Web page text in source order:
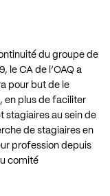
du groupe de
le CA de l’OAQ a
pour but de le
en plus de faciliter
stagiaires au sein de
de stagiaires en
profession depuis
comité